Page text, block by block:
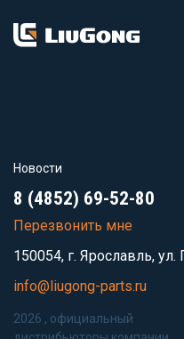
Новости
8 (4852) 69-52-80
Перезвонить мне
150054, г. Ярославль,
info@liugong-parts.ru
2026 , официальный